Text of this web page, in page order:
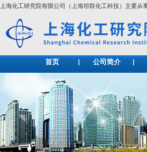
上海化工研究院有限公司（上海坦联化工科技）主要
首页 公司简介